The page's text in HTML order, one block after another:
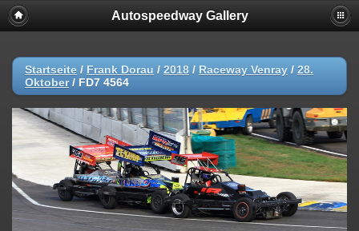
Autospeedway Gallery
Startseite / Frank Dorau / 2018 / Raceway Venray / 28.
Oktober/ FD7 4564